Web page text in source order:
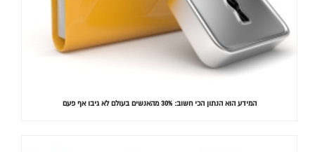
המידע הוא הנתון הכי חשוב: 30% מהאנשים בעולם לא גיבו אף פעם